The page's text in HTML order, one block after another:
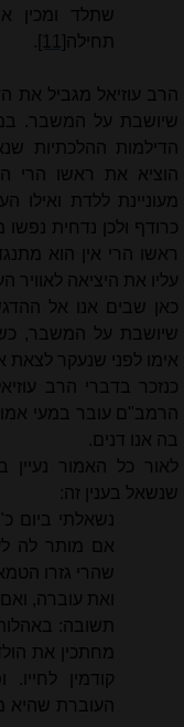
שתלד ומכין
תחילה [11]
.
הרב עוזיאל מגביל את
שיושבת על המשבר.
הדילמות ההלכתיות
הוציא את ראשו הרי
מעוניינת ללדת
כרודף ולכן נדחית
ראשו הרי אין הוא
עליו את היציאה לאוויר
כאן שבים אנו אל
שיושבת על המשבר,
אימו לפני שנעקר לצאת
כנזכר בדברי הרב
הרמב"ם עובר במעי אמו
בה אנו דנים.
לאור כל האמור
שנשאל בענין זה:
נשאלתי ביום
אם מותר לה
שהרי גזרו
ואת עוברה,
תשובה:
מחתכין את
קודמין
העוברת שהיא